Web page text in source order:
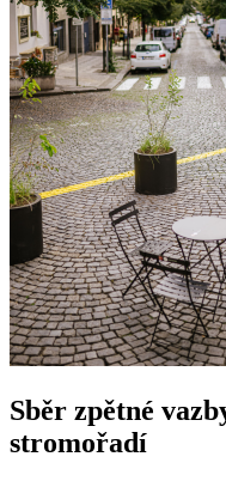
Sběr zpětné
stromořadí